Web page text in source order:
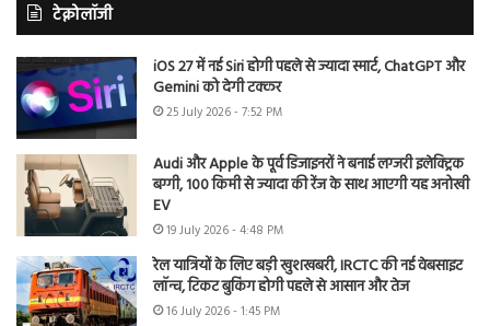
टेक्नोलॉजी
iOS 27 में नई Siri होगी पहले से ज्यादा स्मार्ट, ChatGPT और
Gemini को देगी टक्कर
25 July 2026 - 7:52 PM
Audi और Apple के पूर्व डिजाइनरों ने बनाई लग्जरी इलेक्ट्रिक
बग्गी, 100 किमी से ज्यादा की रेंज के साथ आएगी यह अनोखी
EV
19 July 2026 - 4:48 PM
रेल यात्रियों के लिए बड़ी खुशखबरी, IRCTC की नई वेबसाइट
लॉन्च, टिकट बुकिंग होगी पहले से आसान और तेज
16 July 2026 - 1:45 PM